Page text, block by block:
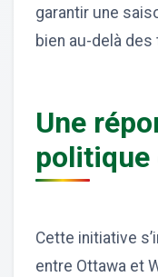
garantir une
bien au-delà
Une
politique
Cette initiative
entre Ottawa et